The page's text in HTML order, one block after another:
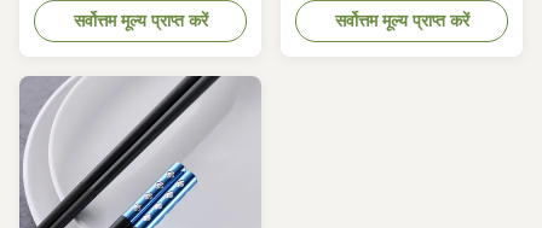
With Chinese Product
Description Chopsticks Detailed
alloy chopsticks 2. Totao
length: 271MM 3. Color: Black
matte, coffee matte 4. Carton
size: 410*310*370MM 5.
Packing: 10pr/bag, ...
सर्वोत्तम मूल्य प्राप्त करें
High quality: The rod is made of
glass fiber synthetic material,
सर्वोत्तम मूल्य प्राप्त करें